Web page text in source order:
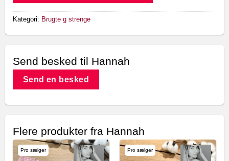
Kategori: Brugte g strenge
Send besked til Hannah
Send en besked
Flere produkter fra Hannah
Pro sælger Pro sælger